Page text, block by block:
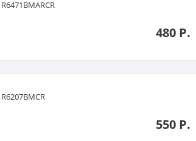
R6471BMARCR
480 Р.
R6207BMCR
550 Р.